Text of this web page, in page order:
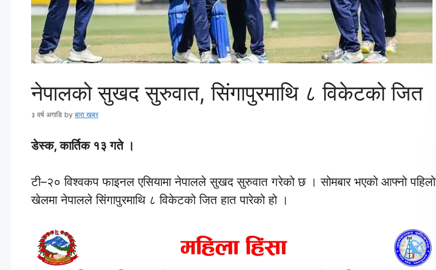
नेपालको सुखद सुरुवात, सिंगापुरमाथि ८ विकेटको जित
३ वर्ष अगाडि by बारा खबर
डेस्क, कार्तिक १३ गते ।
टी–२० विश्वकप फाइनल एसियामा नेपालले सुखद सुरुवात गरेको छ । सोमबार भएको आफ्नो पहिलो
खेलमा नेपालले सिंगापुरमाथि ८ विकेटको जित हात पारेको हो ।